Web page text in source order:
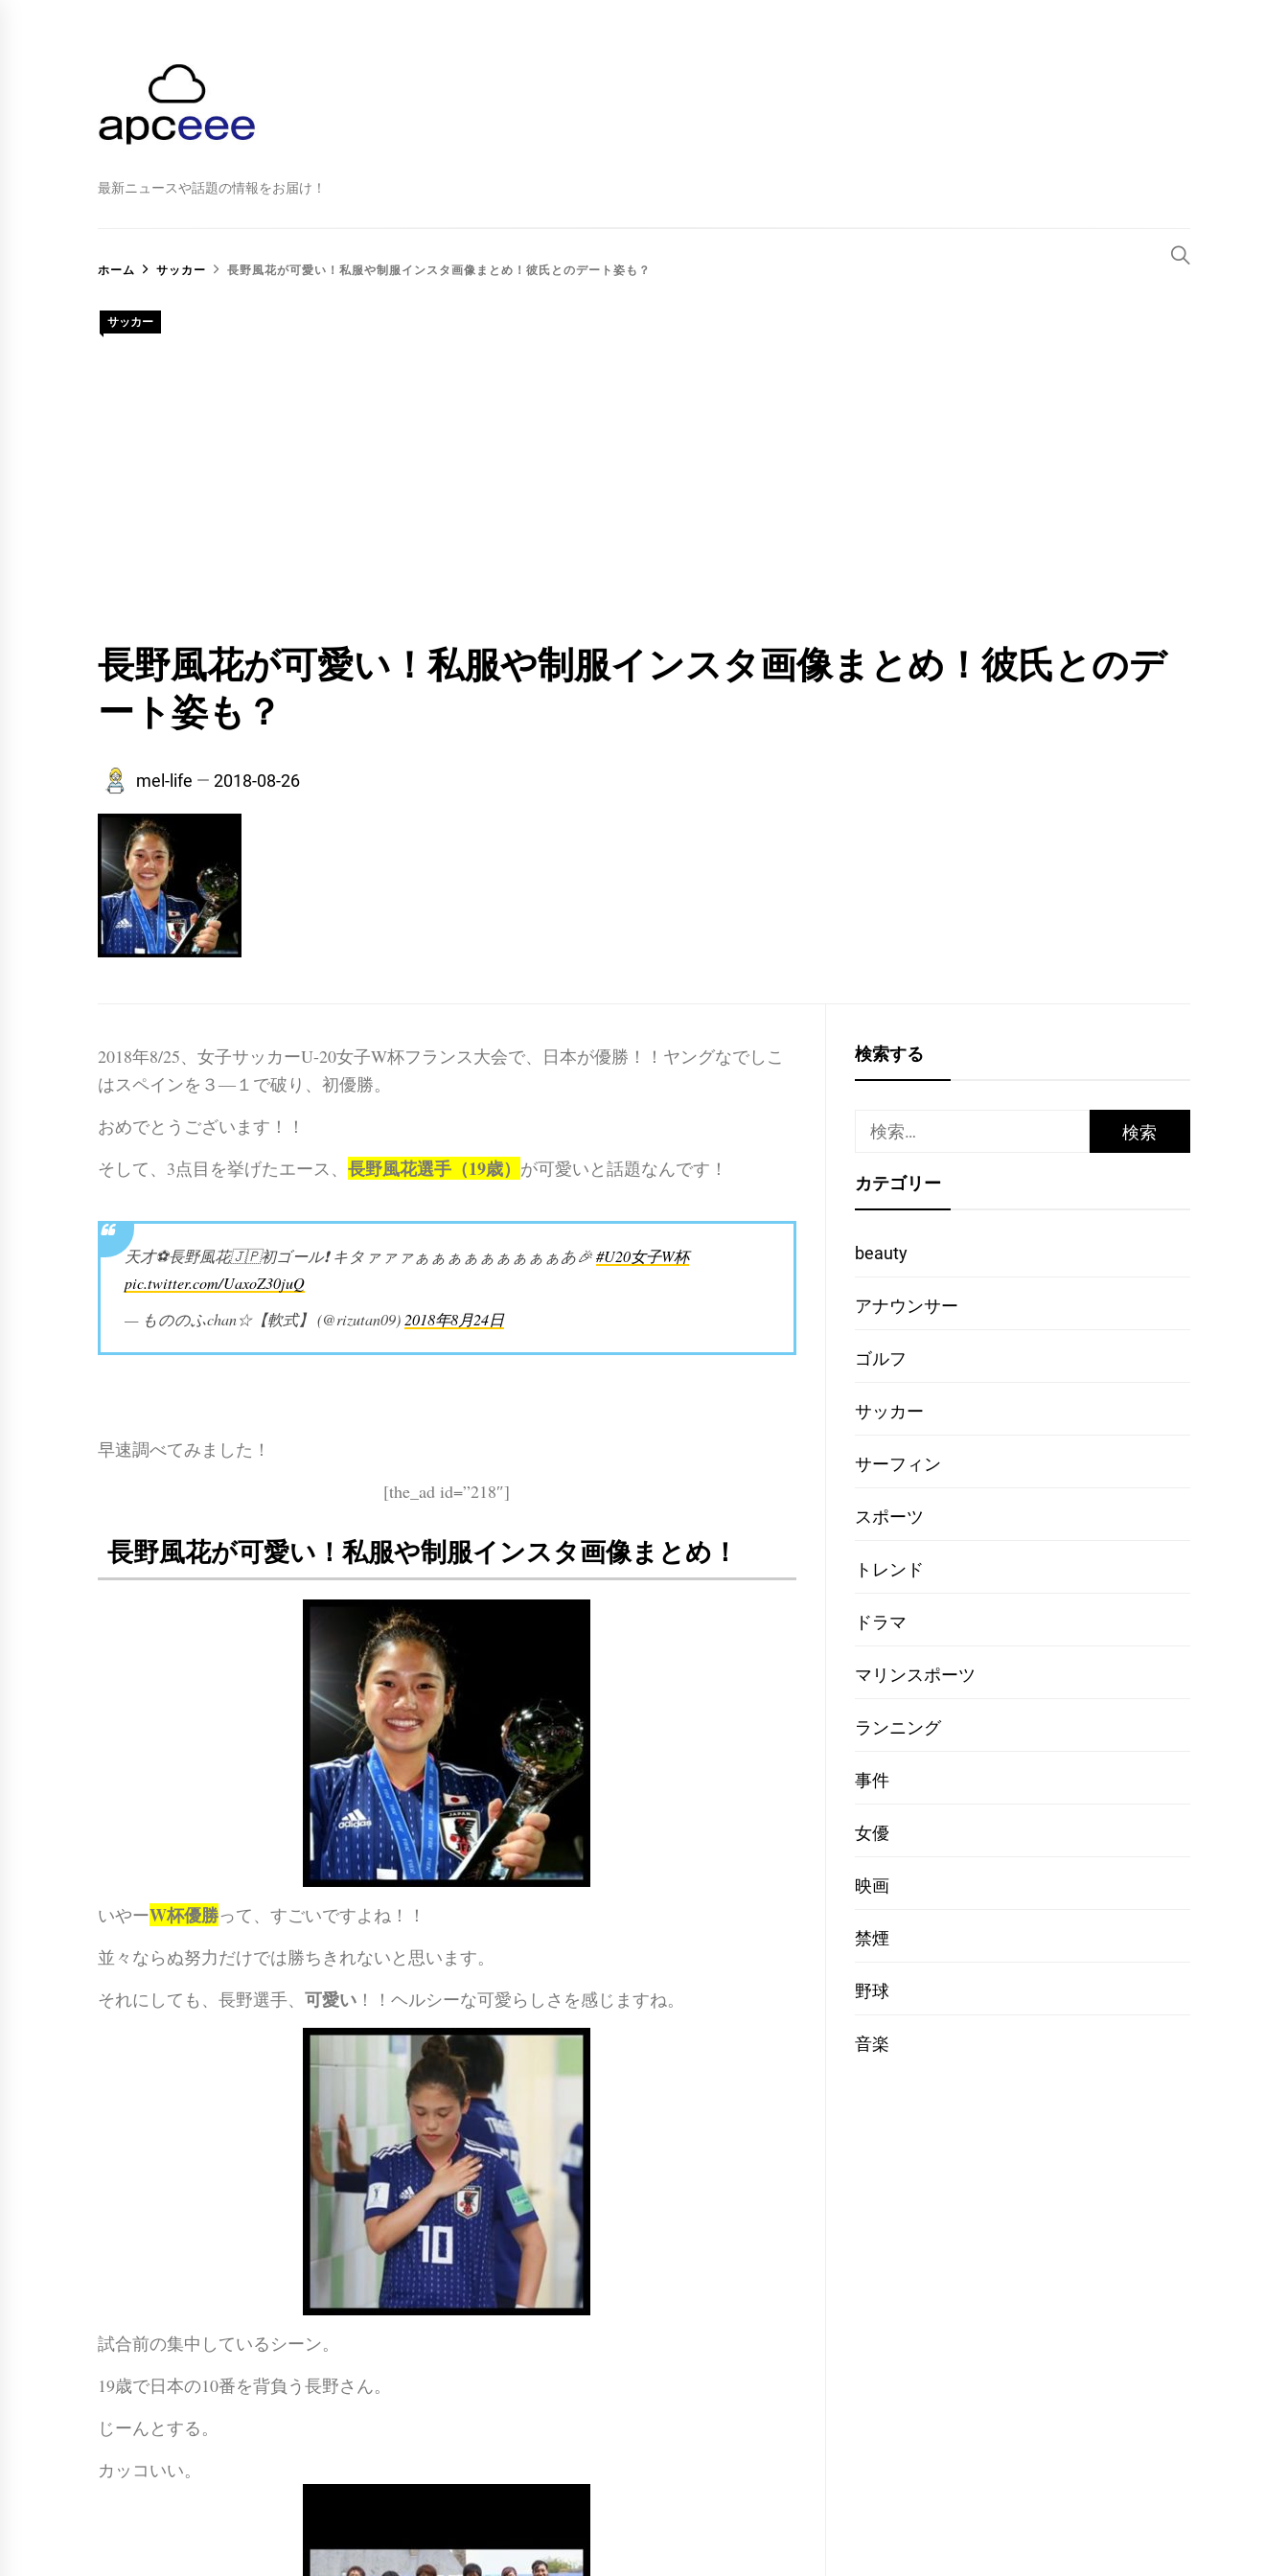
最新ニュースや話題の情報をお届け！
ホーム サッカー 長野風花が可愛い！私服や制服インスタ画像まとめ！彼氏とのデート姿も？
サッカー
長野風花が可愛い！私服や制服インスタ画像まとめ！彼氏とのデ
ート姿も？
mel-life 2018-08-26
2018年8/25、女子サッカーU-20女子W杯フランス大会で、日本が優勝！！ヤングなでしこ
はスペインを３―１で破り、初優勝。
おめでとうございます！！
そして、3点目を挙げたエース、 長野風花選手（19歳） が可愛いと話題なんです！
天才⚽️長野風花🇯🇵初ゴール❗️ キタァァァぁぁぁぁぁぁぁぁぁあ🎉#U20女子W杯
pic.twitter.com/UaxoZ30juQ
— もののふchan☆【軟式】 (@rizutan09) 2018年8月24日
早速調べてみました！
[the_ad id=”218″]
長野風花が可愛い！私服や制服インスタ画像まとめ！
いやーW杯優勝って、すごいですよね！！
並々ならぬ努力だけでは勝ちきれないと思います。
それにしても、長野選手、 可愛い ！！ヘルシーな可愛らしさを感じますね。
試合前の集中しているシーン。
19歳で日本の10番を背負う長野さん。
じーんとする。
カッコいい。
検索する
カテゴリー
beauty
アナウンサー
ゴルフ
サッカー
サーフィン
スポーツ
トレンド
ドラマ
マリンスポーツ
ランニング
事件
女優
映画
禁煙
野球
音楽